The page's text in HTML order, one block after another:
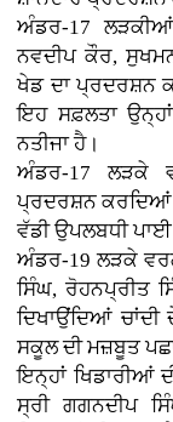
ਅੰਡਰ-17
ਨਵਦੀਪ ਕੌਰ,
ਖੇਡ ਦਾ ਪ੍ਰਦਰਸ਼ਨ
ਇਹ ਸਫ਼ਲਤਾ
ਨਤੀਜਾ ਹੈ।
ਅੰਡਰ-17 ਲੜਕੇ
ਪ੍ਰਦਰਸ਼ਨ ਕਰਦਿਆਂ
ਵੱਡੀ ਉਪਲਬਧੀ
ਅੰਡਰ-19 ਲੜਕੇ
ਸਿੰਘ, ਰੋਹਨਪ੍ਰੀਤ
ਦਿਖਾਉਂਦਿਆਂ
ਸਕੂਲ ਦੀ ਮਜ਼ਬੂਤ
ਇਨ੍ਹਾਂ ਖਿਡਾਰੀਆਂ
ਸ੍ਰੀ ਗਗਨਦੀਪ